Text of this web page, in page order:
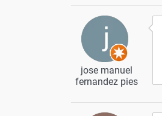
jose manuel
fernandez pies